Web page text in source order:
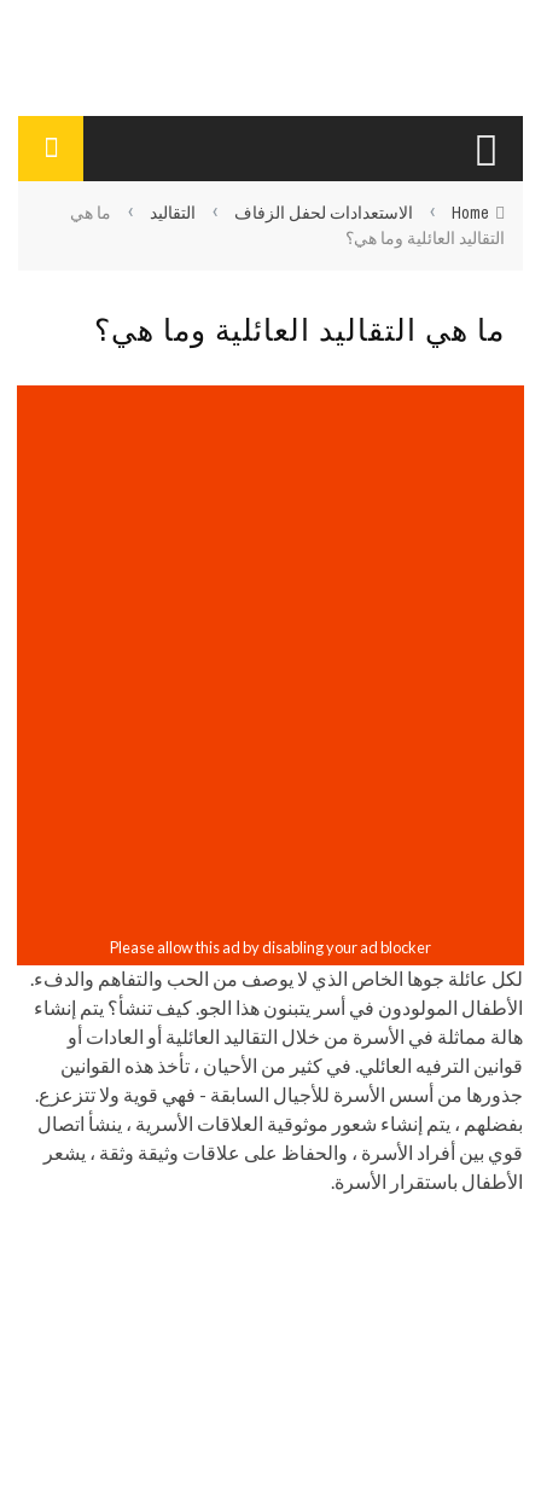
Home
› الاستعدادات لحفل الزفاف › التقاليد ›
ما هي
التقاليد العائلية وما هي؟
ما هي التقاليد العائلية وما هي؟
لكل عائلة جوها الخاص الذي لا يوصف من الحب والتفاهم والدفء.
الأطفال المولودون في أسر يتبنون هذا الجو. كيف تنشأ؟ يتم إنشاء
هالة مماثلة في الأسرة من خلال التقاليد العائلية أو العادات أو
قوانين الترفيه العائلي. في كثير من الأحيان ، تأخذ هذه القوانين
جذورها من أسس الأسرة للأجيال السابقة - فهي قوية ولا تتزعزع.
بفضلهم ، يتم إنشاء شعور موثوقية العلاقات الأسرية ، ينشأ اتصال
قوي بين أفراد الأسرة ، والحفاظ على علاقات وثيقة وثقة ، يشعر
الأطفال باستقرار الأسرة.